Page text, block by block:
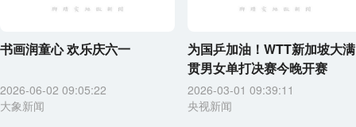
书画润童心 欢乐庆六一
2026-06-02 09:05:22
大象新闻
为国乒加油！WTT新加坡大满
贯男女单打决赛今晚开赛
2026-03-01 09:39:11
央视新闻